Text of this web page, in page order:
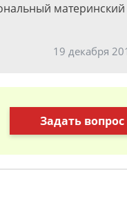
материнский
19 декабря
Задать вопрос